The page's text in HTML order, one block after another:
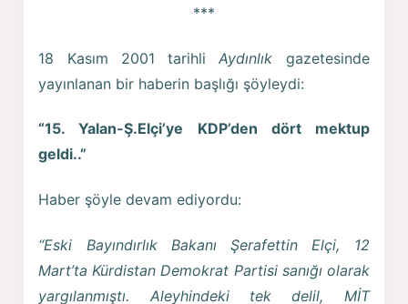
***
18 Kasım 2001 tarihliAydınlık gazetesinde
yayınlanan bir haberin başlığı şöyleydi:
“15. Yalan-Ş.Elçi’ye KDP’den dört mektup
geldi..”
Haber şöyle devam ediyordu:
“Eski Bayındırlık Bakanı Şerafettin Elçi, 12
Mart’ta Kürdistan Demokrat Partisi sanığı olarak
yargılanmıştı. Aleyhindeki tek delil, MİT